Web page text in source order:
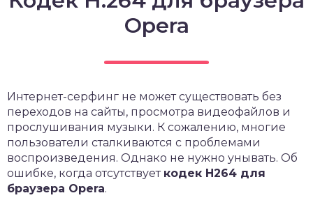
Opera
Интернет-серфинг не может существовать без
переходов на сайты, просмотра видеофайлов и
прослушивания музыки. К сожалению, многие
пользователи сталкиваются с проблемами
воспроизведения. Однако не нужно унывать. Об
ошибке, когда отсутствует кодек H264 для
браузера Opera.